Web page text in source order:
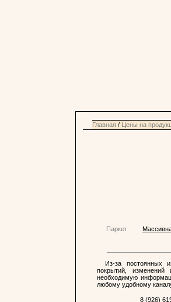
Главная/ Цены на
Паркет
Из-за постоянных
покрытий,
необходимую
любому удобному
8 (926)